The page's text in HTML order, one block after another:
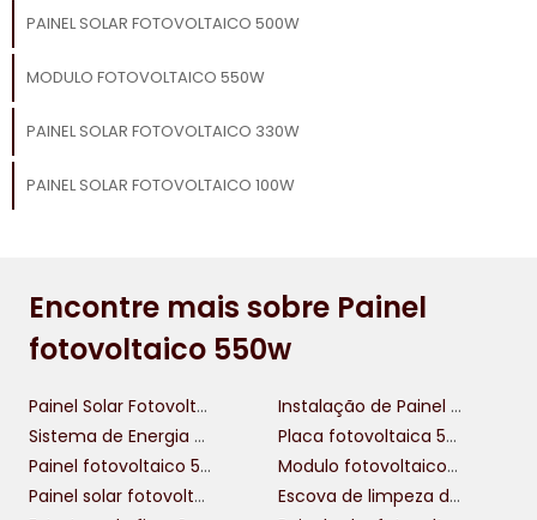
PAINEL SOLAR FOTOVOLTAICO 500W
MODULO FOTOVOLTAICO 550W
PAINEL SOLAR FOTOVOLTAICO 330W
PAINEL SOLAR FOTOVOLTAICO 100W
Encontre mais sobre Painel
fotovoltaico 550w
Painel Solar Fotovoltaico
Instalação de Painel Solar
Sistema de Energia Solar Fotovoltaica
Placa fotovoltaica 550w
Painel fotovoltaico 550w
Modulo fotovoltaico 550w
Painel solar fotovoltaico 330w
Escova de limpeza de painel solar fotovoltaico